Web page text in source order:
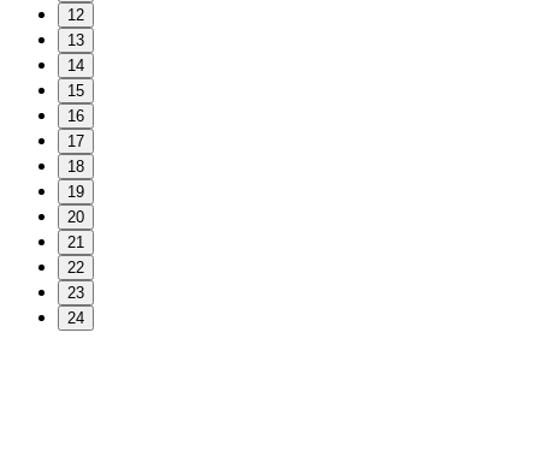
12
13
14
15
16
17
18
19
20
21
22
23
24